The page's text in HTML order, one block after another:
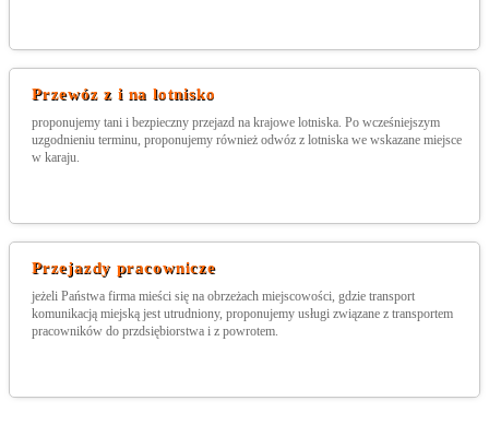
Przewóz z i na lotnisko
proponujemy tani i bezpieczny przejazd na krajowe lotniska. Po wcześniejszym
uzgodnieniu terminu, proponujemy również odwóz z lotniska we wskazane miejsce
w karaju.
Przejazdy pracownicze
jeżeli Państwa firma mieści się na obrzeżach miejscowości, gdzie transport
komunikacją miejską jest utrudniony, proponujemy usługi związane z transportem
pracowników do przdsiębiorstwa i z powrotem.